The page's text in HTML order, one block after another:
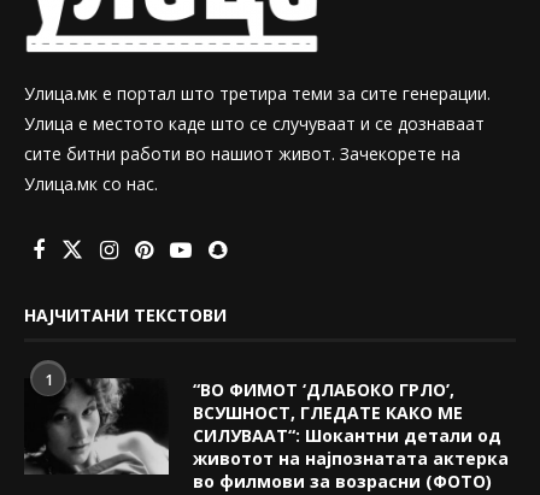
Улица.мк е портал што третира теми за сите генерации.
Улица е местото каде што се случуваат и се дознаваат
сите битни работи во нашиот живот. Зачекорете на
Улица.мк со нас.
НАЈЧИТАНИ ТЕКСТОВИ
1
“ВО ФИМОТ ‘ДЛАБОКО ГРЛО’,
ВСУШНОСТ, ГЛЕДАТЕ КАКО МЕ
СИЛУВААТ“: Шокантни детали од
животот на најпознатата актерка
во филмови за возрасни (ФОТО)